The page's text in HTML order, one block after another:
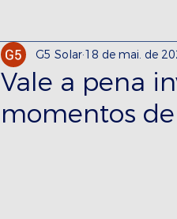
Vale a pena
momentos
G5 Solar 18 de mai. de